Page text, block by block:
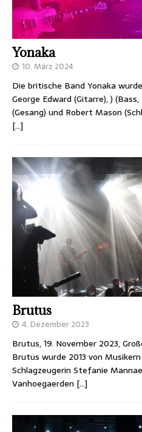
Yonaka
10. März 2024
Die britische Band Yonaka
George Edward (Gitarre), )
(Gesang) und Robert Mason
[…]
Brutus
4. Dezember 2023
Brutus, 19. November 2023,
Brutus wurde 2013 von
Schlagzeugerin Stefanie
Vanhoegaerden […]